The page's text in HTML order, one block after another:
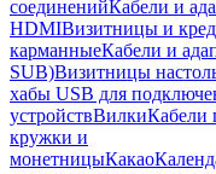
соединенийКабели и
HDMIВизитницы и
карманныеКабели и
SUB)Визитницы
хабы USB для
устройствВилкиКабели
кружки и
монетницыКакао